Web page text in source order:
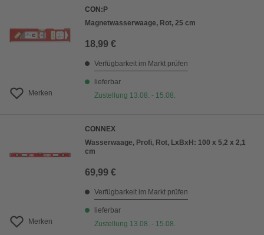
Merken
CON:P
Magnetwasserwaage, Rot, 25 cm
18,99 €
Verfügbarkeit im Markt prüfen
lieferbar
Zustellung 13.08. - 15.08.
Merken
CONNEX
Wasserwaage, Profi, Rot, LxBxH: 100 x 5,2 x 2,1
cm
69,99 €
Verfügbarkeit im Markt prüfen
lieferbar
Zustellung 13.08. - 15.08.